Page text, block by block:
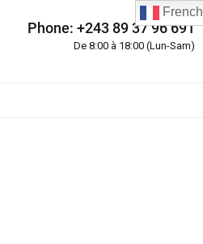
Phone: +243 89 37 96 691
De 8:00 à 18:00 (Lun-Sam)
French